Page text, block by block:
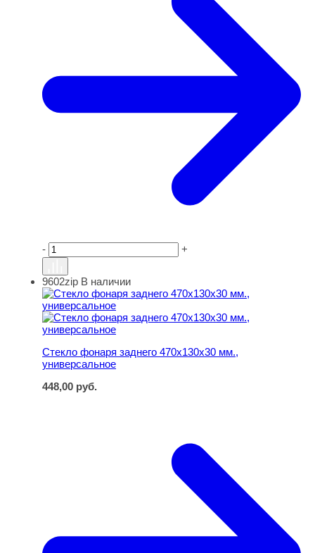
- +
Стекло фонаря заднего 470х130х30 мм., универсальное
9602zip В наличии
Стекло фонаря заднего 470х130х30 мм.,
универсальное
448,00 руб.